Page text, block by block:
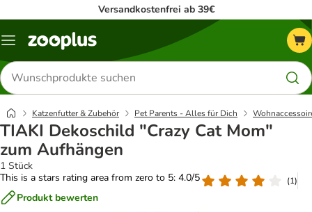
Versandkostenfrei ab 39€
Menü
Produkte
suchen
Katzenfutter & Zubehör Pet Parents - Alles für Dich
TIAKI Dekoschild "Crazy Cat Mom"
zum Aufhängen
1 Stück
This is a stars rating area from zero to 5: 4.0/5
(1)
Produkt bewerten